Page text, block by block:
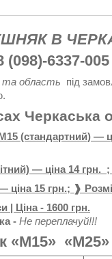
В
6337-
та область під
Черкаська
(стандартний) —
— ціна 14 грн.
15 грн.; ❱
| Ціна - 1600 грн.
- Не переплачуй!!!
«М15»